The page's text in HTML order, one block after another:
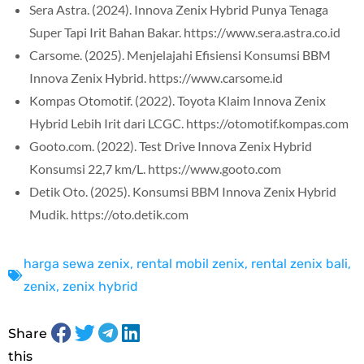
Sera Astra. (2024). Innova Zenix Hybrid Punya Tenaga
Super Tapi Irit Bahan Bakar. https://www.sera.astra.co.id​
Carsome. (2025). Menjelajahi Efisiensi Konsumsi BBM
Innova Zenix Hybrid. https://www.carsome.id​
Kompas Otomotif. (2022). Toyota Klaim Innova Zenix
Hybrid Lebih Irit dari LCGC. https://otomotif.kompas.com​
Gooto.com. (2022). Test Drive Innova Zenix Hybrid
Konsumsi 22,7 km/L. https://www.gooto.com​
Detik Oto. (2025). Konsumsi BBM Innova Zenix Hybrid
Mudik. https://oto.detik.com
harga sewa zenix, rental mobil zenix, rental zenix bali,
zenix, zenix hybrid
Share
this